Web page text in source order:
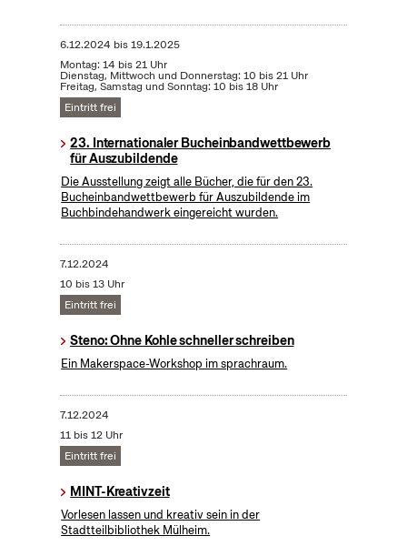
6.12.2024 bis19.1.2025
Montag: 14 bis 21 Uhr
Dienstag, Mittwoch und Donnerstag: 10 bis 21 Uhr
Freitag, Samstag und Sonntag: 10 bis 18 Uhr
Eintritt frei
23. Internationaler Bucheinbandwettbewerb
für Auszubildende
Die Ausstellung zeigt alle Bücher, die für den 23.
Bucheinbandwettbewerb für Auszubildende im
Buchbindehandwerk eingereicht wurden.
7.12.2024
10 bis 13 Uhr
Eintritt frei
Steno: Ohne Kohle schneller schreiben
Ein Makerspace-Workshop im sprachraum.
7.12.2024
11 bis 12 Uhr
Eintritt frei
MINT-Kreativzeit
Vorlesen lassen und kreativ sein in der
Stadtteilbibliothek Mülheim.